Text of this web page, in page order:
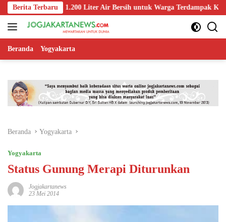
Langsung
ke
konten
Berita Terbaru
1.200 Liter Air Bersih untuk Warga Terdampak Kekeringan di
Beranda Yogyakarta
Beranda Yogyakarta
Yogyakarta
Status Gunung Merapi Diturunkan
Jogjakartanews
23 Mei 2014